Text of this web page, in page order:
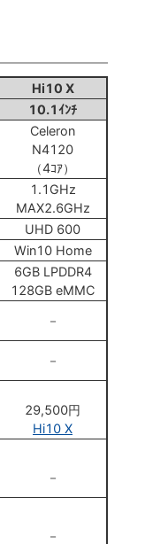
Hi10 X
10.1ｲﾝﾁ
Celeron
N4120
（4ｺｱ）
1.1GHz
MAX2.6GHz
UHD 600
Win10 Home
6GB LPDDR4
128GB eMMC
－
－
29,500円
Hi10 X
－
－